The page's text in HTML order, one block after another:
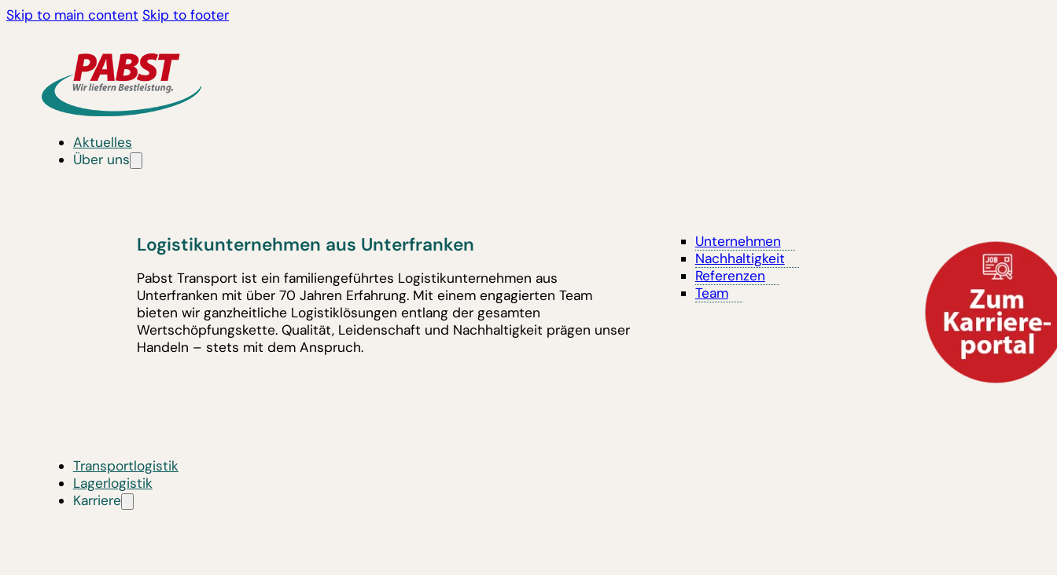
Skip to main content Skip to footer
Aktuelles
Über uns
Logistikunternehmen aus Unterfranken
Pabst Transport ist ein familiengeführtes Logistikunternehmen aus
Unterfranken mit über 70 Jahren Erfahrung. Mit einem engagierten Team
bieten wir ganzheitliche Logistiklösungen entlang der gesamten
Wertschöpfungskette. Qualität, Leidenschaft und Nachhaltigkeit prägen unser
Handeln – stets mit dem Anspruch.
Unternehmen
Nachhaltigkeit
Referenzen
Team
Transportlogistik
Lagerlogistik
Karriere